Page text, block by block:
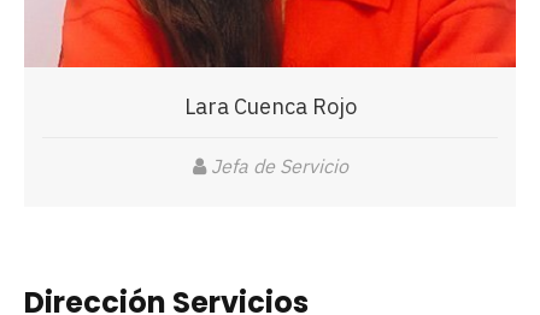
Lara Cuenca Rojo
Jefa de Servicio
Dirección Servicios